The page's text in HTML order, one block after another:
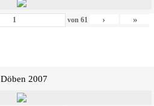
von 61 › »
Döben 2007